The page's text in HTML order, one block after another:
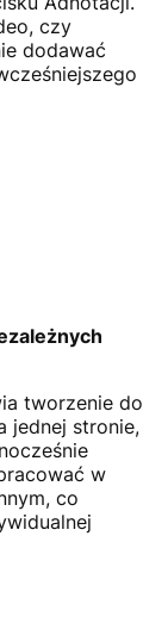
czy
dodawać
tworzenie do
jednej stronie,
w
co